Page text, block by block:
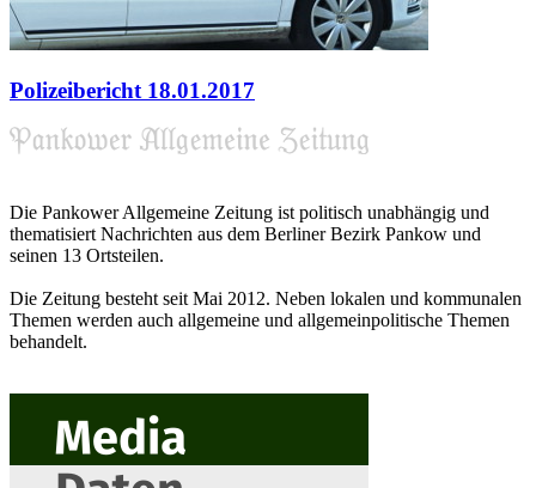
Polizeibericht 18.01.2017
Die Pankower Allgemeine Zeitung ist politisch unabhängig und
thematisiert Nachrichten aus dem Berliner Bezirk Pankow und
seinen 13 Ortsteilen.
Die Zeitung besteht seit Mai 2012. Neben lokalen und kommunalen
Themen werden auch allgemeine und allgemeinpolitische Themen
behandelt.